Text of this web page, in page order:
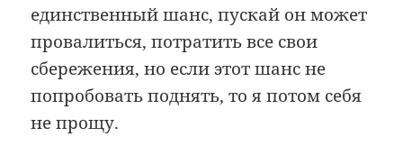
единственный шанс, пускай он может
провалиться, потратить все свои
сбережения, но если этот шанс не
попробовать поднять, то я потом себя
не прощу.